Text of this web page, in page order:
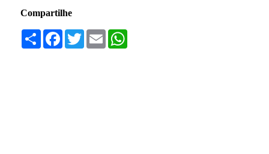
Compartilhe
Compartilhar
Facebook
TwitterEmail